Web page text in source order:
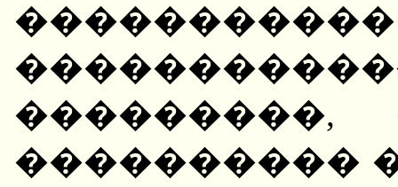
����������